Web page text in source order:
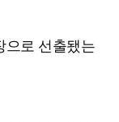
으로 선출됐는